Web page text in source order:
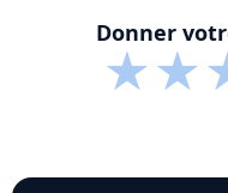
Donner
★★